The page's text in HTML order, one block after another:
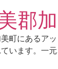
郡
町にあるア
います。一